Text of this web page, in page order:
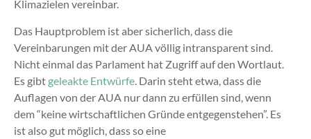
Klimazielen vereinbar.
Das Hauptproblem ist aber sicherlich, dass die
Vereinbarungen mit der AUA völlig intransparent sind.
Nicht einmal das Parlament hat Zugriff auf den Wortlaut.
Es gibt geleakte Entwürfe. Darin steht etwa, dass die
Auflagen von der AUA nur dann zu erfüllen sind, wenn
dem “keine wirtschaftlichen Gründe entgegenstehen”. Es
ist also gut möglich, dass so eine